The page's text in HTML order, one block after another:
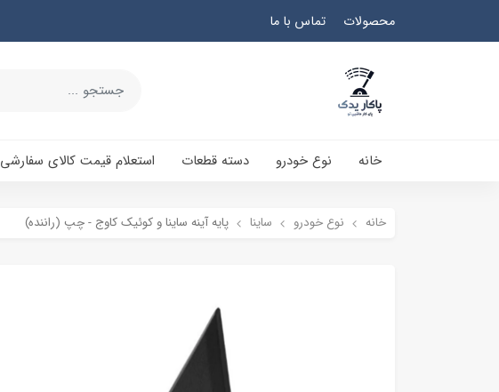
محصولات تماس با ما
خانه نوع خودرو دسته قطعات استعلام قیمت کالای سفارشی
خانه نوع خودرو ساینا پایه آینه ساینا و کوئیک کاوج - چپ (راننده)